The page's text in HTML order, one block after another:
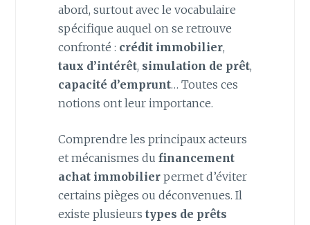
abord, surtout avec le vocabulaire
spécifique auquel on se retrouve
confronté : crédit immobilier,
taux d’intérêt, simulation de prêt,
capacité d’emprunt… Toutes ces
notions ont leur importance.
Comprendre les principaux acteurs
et mécanismes du financement
achat immobilierpermet d’éviter
certains pièges ou déconvenues. Il
existe plusieurs types de prêts